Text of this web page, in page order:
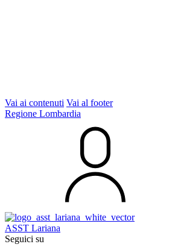
Vai ai contenuti Vai al footer
Regione Lombardia
ASST Lariana
Seguici su